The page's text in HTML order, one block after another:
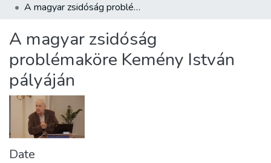
Statistics
About us
A magyar zsidóság problémaköre Kemény István pályáján
A magyar zsidóság
problémaköre Kemény István
pályáján
Date